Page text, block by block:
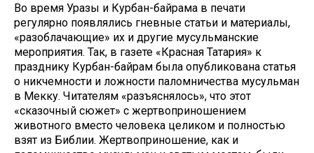
Во время Уразы и Курбан-байрама в печати
регулярно появлялись гневные статьи и материалы,
«разоблачающие» их и другие мусульманские
мероприятия. Так, в газете «Красная Татария» к
празднику Курбан-байрам была опубликована статья
о никчемности и ложности паломничества мусульман
в Мекку. Читателям «разъяснялось», что этот
«сказочный сюжет» с жертвоприношением
животного вместо человека целиком и полностью
взят из Библии. Жертвоприношение, как и